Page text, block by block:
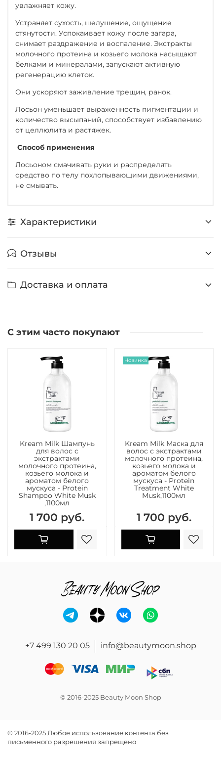
увлажняет кожу.
Устраняет сухость, шелушение, ощущение
стянутости. Успокаивает кожу после загара,
снимает раздражение и воспаление. Экстракты
молочного протеина и козьего молока насыщают
белками и минералами, запускают активную
регенерацию клеток.
Они ускоряют заживление трещин, ранок.
Лосьон уменьшает выраженность пигментации и
количество высыпаний, способствует избавлению
от целлюлита и растяжек.
Способ применения
Лосьоном смачивать руки и распределять
средство по телу похлопывающими движениями,
не смывать.
Характеристики
Отзывы
Доставка и оплата
С этим часто покупают
Kream Milk Шампунь
для волос с
экстрактами
молочного протеина,
козьего молока и
ароматом белого
мускуса - Protein
Shampoo White Musk
,1100мл
1 700 руб.
Новинка
Kream Milk Маска для
волос с экстрактами
молочного протеина,
козьего молока и
ароматом белого
мускуса - Protein
Treatment White
Musk,1100мл
1 700 руб.
+7 499 130 20 05 info@beautymoon.shop
© 2016-2025 Beauty Moon Shop
© 2016-2025 Любое использование контента без
письменного разрешения запрещено